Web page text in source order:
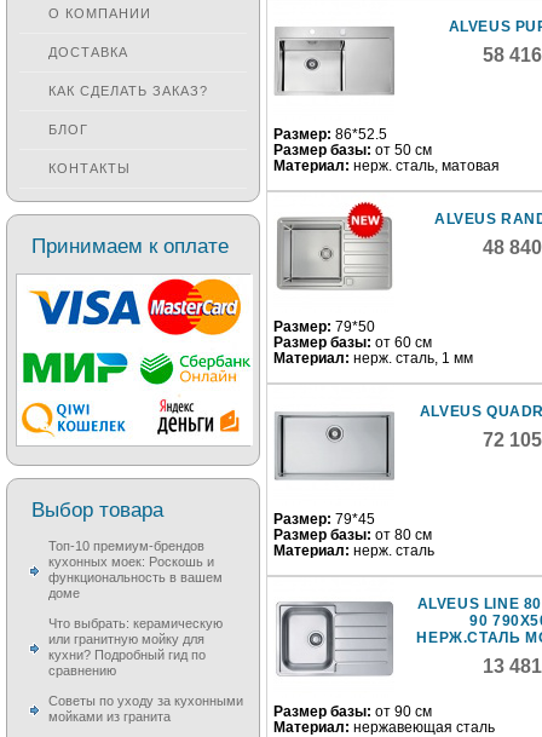
ALVEUS
58
Размер: 86*52.5
Размер базы: от 50 см
Материал: нерж. сталь, матовая
ALVEUS
48
Размер: 79*50
Размер базы: от 60 см
Материал: нерж. сталь, 1 мм
ALVEUS
72
Размер: 79*45
Размер базы: от 80 см
Материал: нерж. сталь
ALVEUS LINE
90
НЕРЖ.СТАЛЬ
13
Размер базы: от 90 см
Материал: нержавеющая сталь
О КОМПАНИИ
ДОСТАВКА
КАК СДЕЛАТЬ ЗАКАЗ?
БЛОГ
КОНТАКТЫ
Принимаем к оплате
Выбор товара
Топ-10 премиум-брендов
кухонных моек: Роскошь и
функциональность в вашем
доме
Что выбрать: керамическую
или гранитную мойку для
кухни? Подробный гид по
сравнению
Советы по уходу за кухонными
мойками из гранита